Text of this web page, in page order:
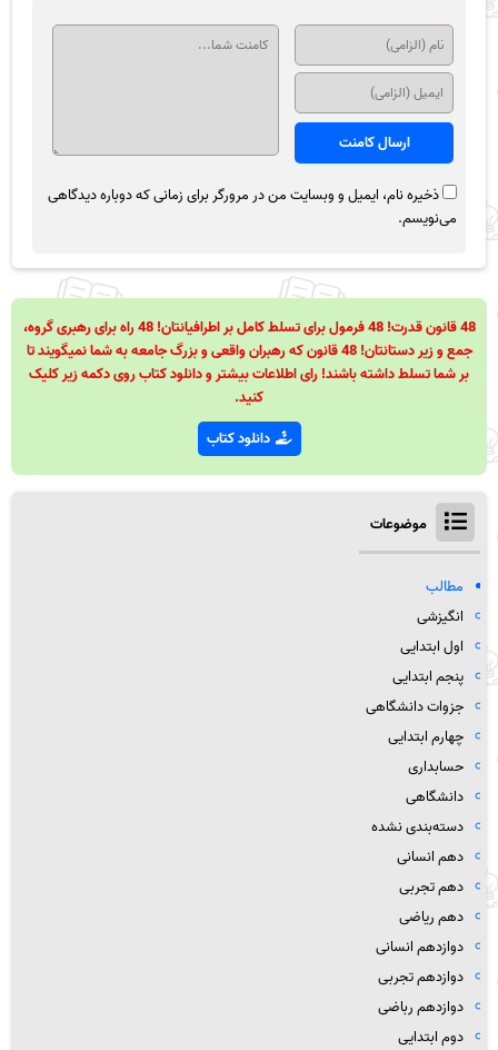
ذخیره نام، ایمیل و وبسایت من در مرورگر برای زمانی که دوباره دیدگاهی
می‌نویسم.
48 قانون قدرت! 48 فرمول برای تسلط کامل بر اطرافیانتان! 48 راه برای رهبری گروه،
جمع و زیر دستانتان! 48 قانون که رهبران واقعی و بزرگ جامعه به شما نمیگویند تا
بر شما تسلط داشته باشند! رای اطلاعات بیشتر و دانلود کتاب روی دکمه زیر کلیک
کنید.
دانلود کتاب
موضوعات
مطالب
انگیزشی
اول ابتدایی
پنجم ابتدایی
جزوات دانشگاهی
چهارم ابتدایی
حسابداری
دانشگاهی
دسته‌بندی نشده
دهم انسانی
دهم تجربی
دهم ریاضی
دوازدهم انسانی
دوازدهم تجربی
دوازدهم رباضی
دوم ابتدایی